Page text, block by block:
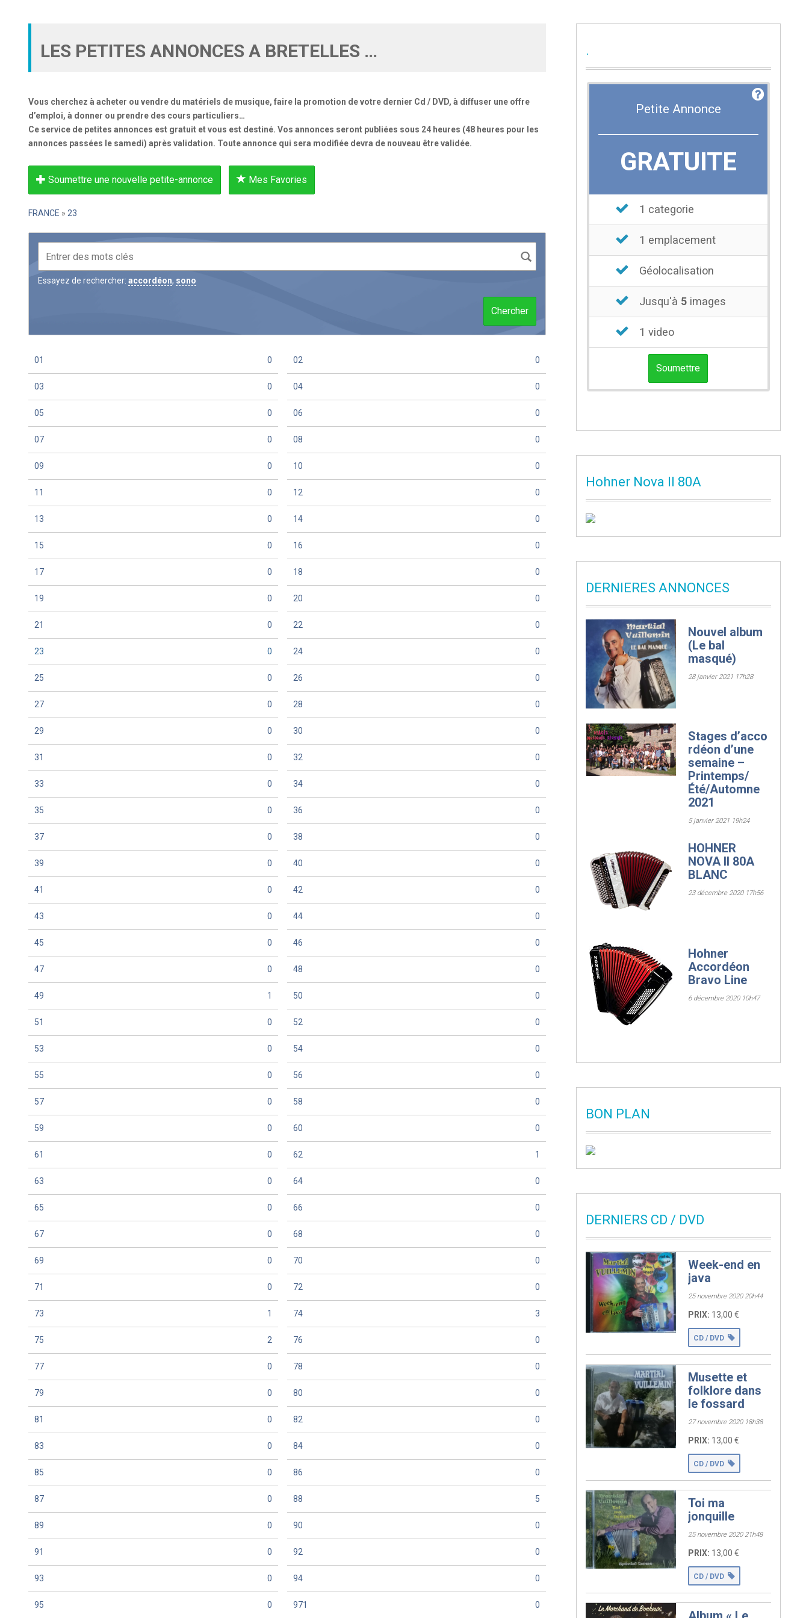
LES PETITES ANNONCES A BRETELLES …
Vous cherchez à acheter ou vendre du matériels de musique, faire la promotion de votre dernier Cd / DVD, à diffuser une offre
d’emploi, à donner ou prendre des cours particuliers…
Ce service de petites annonces est gratuit et vous est destiné. Vos annonces seront publiées sous 24 heures (48 heures pour les
annonces passées le samedi) après validation. Toute annonce qui sera modifiée devra de nouveau être validée.
Soumettre une nouvelle petite-annonce Mes Favories
FRANCE » 23
Essayez de rechercher: accordéon, sono
Chercher
01 0 02 0
03 0 04 0
05 0 06 0
07 0 08 0
09 0 10 0
11 0 12 0
13 0 14 0
15 0 16 0
17 0 18 0
19 0 20 0
21 0 22 0
23 0 24 0
25 0 26 0
27 0 28 0
29 0 30 0
31 0 32 0
33 0 34 0
35 0 36 0
37 0 38 0
39 0 40 0
41 0 42 0
43 0 44 0
45 0 46 0
47 0 48 0
49 1 50 0
51 0 52 0
53 0 54 0
55 0 56 0
57 0 58 0
59 0 60 0
61 0 62 1
63 0 64 0
65 0 66 0
67 0 68 0
69 0 70 0
71 0 72 0
73 1 74 3
75 2 76 0
77 0 78 0
79 0 80 0
81 0 82 0
83 0 84 0
85 0 86 0
87 0 88 5
89 0 90 0
91 0 92 0
93 0 94 0
95 0 971 0
.
Petite Annonce
GRATUITE
1 categorie
1 emplacement
Géolocalisation
Jusqu'à 5 images
1 video
Soumettre
Hohner Nova II 80A
DERNIERES ANNONCES
Nouvel album
(Le bal
masqué)
28 janvier 2021 17h28
Stages d’acco
rdéon d’une
semaine –
Printemps/
Été/Automne
2021
5 janvier 2021 19h24
HOHNER
NOVA II 80A
BLANC
23 décembre 2020 17h56
Hohner
Accordéon
Bravo Line
6 décembre 2020 10h47
BON PLAN
DERNIERS CD / DVD
Vends CD (vol 2)
musette, neuf ;
Pour me contacter
voir coordonné ci
Week-end en
java
25 novembre 2020 20h44
PRIX: 13,00 €
CD / DVD
Vends CD (vol1)
musette. Neuf
Musette et
folklore dans
le fossard
27 novembre 2020 18h38
PRIX: 13,00 €
CD / DVD
Vends CD(vol3)
musette, neuf. Pour
me contacter voir
coordonné ci-
Toi ma
jonquille
25 novembre 2020 21h48
PRIX: 13,00 €
CD / DVD